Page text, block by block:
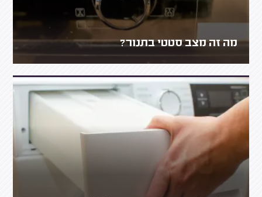
מה זה מצב סטטי בתנור?